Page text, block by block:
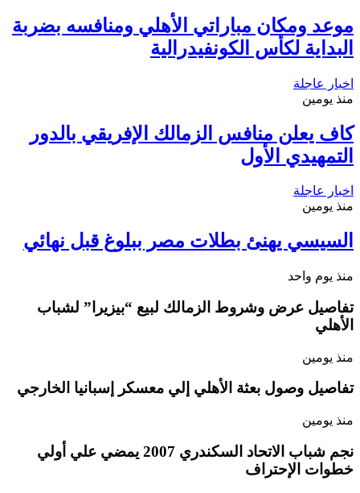
موعد ومكان مباراتي الأهلي ومنافسه بضربة
البداية لكأس الكونفيدرالية
اخبار عاجلة
منذ يومين
كاف يعلن منافس الزمالك الإفريقي بالدور
التمهيدي الأول
اخبار عاجلة
منذ يومين
السيسي يهنئ بطلات مصر ببلوغ قبل نهائي
منذ يوم واحد
تفاصيل عرض وشروط الزمالك لبيع “بيزيرا” لشباب
الأهلي
منذ يومين
تفاصيل وصول بعثة الأهلي إلي معسكر إسبانيا الخارجي
منذ يومين
نجم شباب الاتحاد السكندري 2007 يمضي علي أولي
خطوات الإحتراف